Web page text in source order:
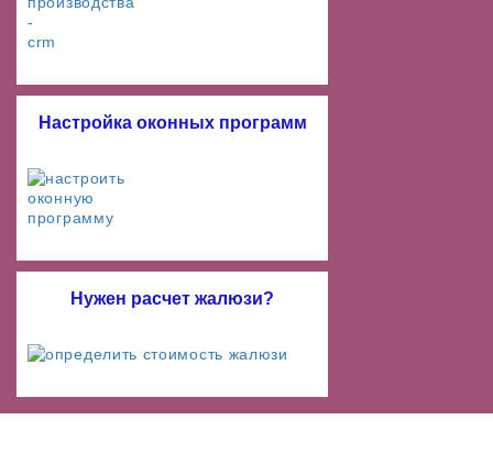
Настройка оконных программ
Нужен расчет жалюзи?